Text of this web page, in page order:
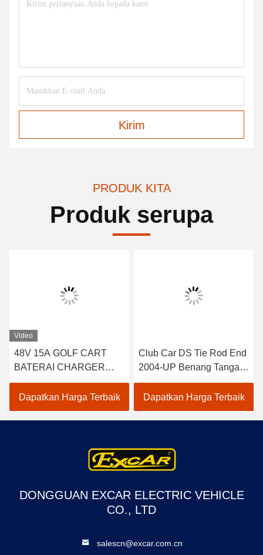
Kirim
PRODUK KITA
Produk serupa
Video
48V 15A GOLF CART
BATERAI CHARGER
UNTUK CLUB MOBIL
EZGO YAMAHA BUGGY
US BATERAI TROJAN
CROWN 48 VOLT
Dapatkan Harga Terbaik
Club Car DS Tie Rod End
2004-UP Benang Tangan
Kanan 2 pcs 102022601 /
102288301
Dapatkan Harga Terbaik
DONGGUAN EXCAR ELECTRIC VEHICLE
CO., LTD
salescn@excar.com.cn